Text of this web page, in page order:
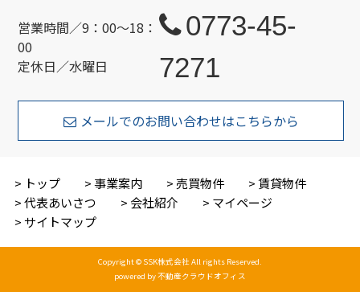
営業時間／9：00～18：
00
定休日／水曜日
0773-45-
7271
メールでのお問い合わせはこちらから
トップ 事業案内 売買物件
賃貸物件
代表あいさつ
会社紹介
マイページ
サイトマップ
Copyright © SSK株式会社 All rights Reserved.
powered by 不動産クラウドオフィス